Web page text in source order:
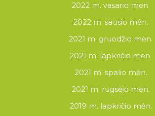
2022 m. vasario mėn.
2022 m. sausio mėn.
2021 m. gruodžio mėn.
2021 m. lapkričio mėn.
2021 m. spalio mėn.
2021 m. rugsėjo mėn.
2019 m. lapkričio mėn.